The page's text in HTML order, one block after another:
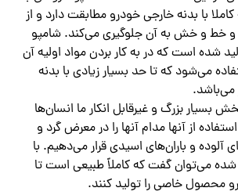
با بدنه خارجی خودرو مطابقت دارد و از
و خط و خش به آن جلوگیری می‌کند. شامپو
شده است که در به کار بردن مواد اولیه آن
می‌شود که تا حد بسیار زیادی با بدنه
می‌باشد.
بسیار بزرگ و غیرقابل انکار ما انسان‌ها
از آنها مدام آنها را در معرض گرد و
آلوده و باران‌های اسیدی قرار می‌دهیم. با
شده می‌توان گفت که کاملاً طبیعی است تا
محصول خاصی را تولید کنند.